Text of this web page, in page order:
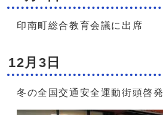
印南町総合教育会議に出席
12月3日
冬の全国交通安全運動街頭啓発